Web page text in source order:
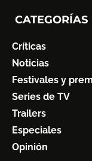
CATEGORÍAS
Críticas
Noticias
Festivales y
Series de TV
Trailers
Especiales
Opinión